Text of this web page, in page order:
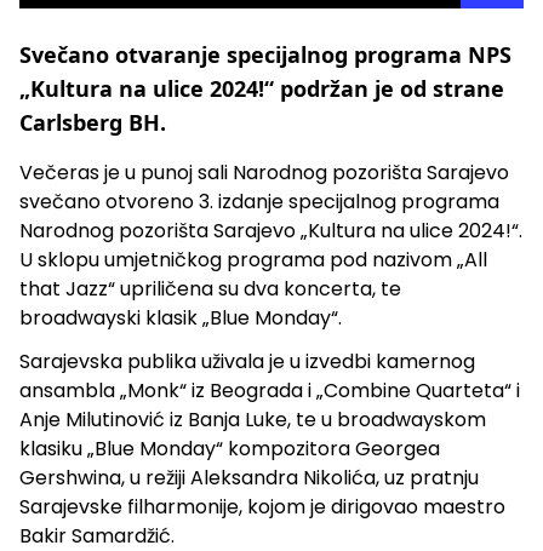
Svečano otvaranje specijalnog programa NPS
„Kultura na ulice 2024!“ podržan je od strane
Carlsberg BH.
Večeras je u punoj sali Narodnog pozorišta Sarajevo
svečano otvoreno 3. izdanje specijalnog programa
Narodnog pozorišta Sarajevo „Kultura na ulice 2024!“.
U sklopu umjetničkog programa pod nazivom „All
that Jazz“ upriličena su dva koncerta, te
broadwayski klasik „Blue Monday“.
Sarajevska publika uživala je u izvedbi kamernog
ansambla „Monk“ iz Beograda i „Combine Quarteta“ i
Anje Milutinović iz Banja Luke, te u broadwayskom
klasiku „Blue Monday“ kompozitora Georgea
Gershwina, u režiji Aleksandra Nikolića, uz pratnju
Sarajevske filharmonije, kojom je dirigovao maestro
Bakir Samardžić.